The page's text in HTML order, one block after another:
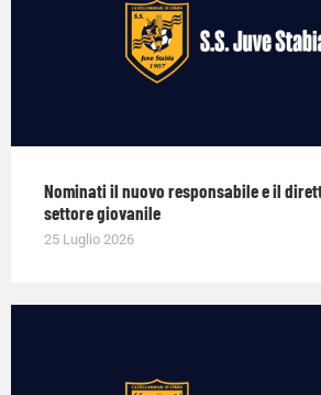
Nominati il nuovo responsabile e il
settore giovanile
25 Luglio 2026